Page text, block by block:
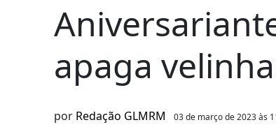
apaga
por Redação GLMRM 03 de março de 2023 às